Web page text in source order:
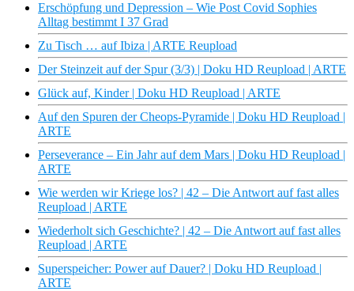
Erschöpfung und Depression – Wie Post Covid Sophies
Alltag bestimmt I 37 Grad
Zu Tisch … auf Ibiza | ARTE Reupload
Der Steinzeit auf der Spur (3/3) | Doku HD Reupload | ARTE
Glück auf, Kinder | Doku HD Reupload | ARTE
Auf den Spuren der Cheops-Pyramide | Doku HD Reupload |
ARTE
Perseverance – Ein Jahr auf dem Mars | Doku HD Reupload |
ARTE
Wie werden wir Kriege los? | 42 – Die Antwort auf fast alles
Reupload | ARTE
Wiederholt sich Geschichte? | 42 – Die Antwort auf fast alles
Reupload | ARTE
Superspeicher: Power auf Dauer? | Doku HD Reupload |
ARTE